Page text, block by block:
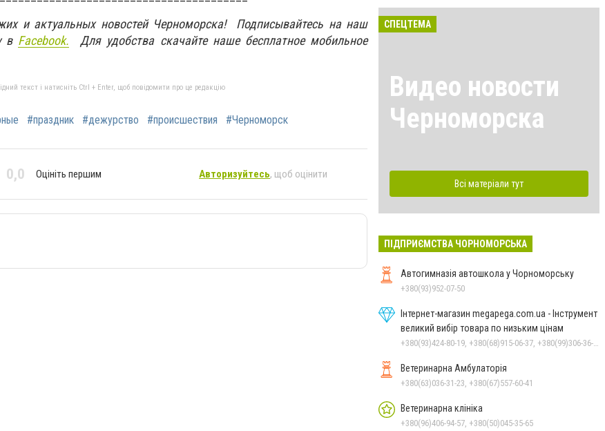
и актуальных новостей Черноморска! Подписывайтесь на наш
в Facebook. Для удобства скачайте наше бесплатное мобильное
текст і натисніть Ctrl + Enter, щоб повідомити про це редакцію
#праздник #дежурство #происшествия #Черноморск
0,0 Оцініть першим Авторизуйтесь, щоб оцінити
СПЕЦТЕМА
Видео новости
Черноморска
Всі матеріали тут
ПІДПРИЄМСТВА ЧОРНОМОРСЬКА
Автогимназія автошкола у Чорноморську
+380(93)952-07-50
Інтернет-магазин megapega.com.ua - Інструмент
великий вибір товара по низьким цінам
Ветеринарна Амбулаторія
+380(63)036-31-23, +380(67)557-60-41
Ветеринарна клініка
+380(96)406-94-57, +380(50)045-35-65